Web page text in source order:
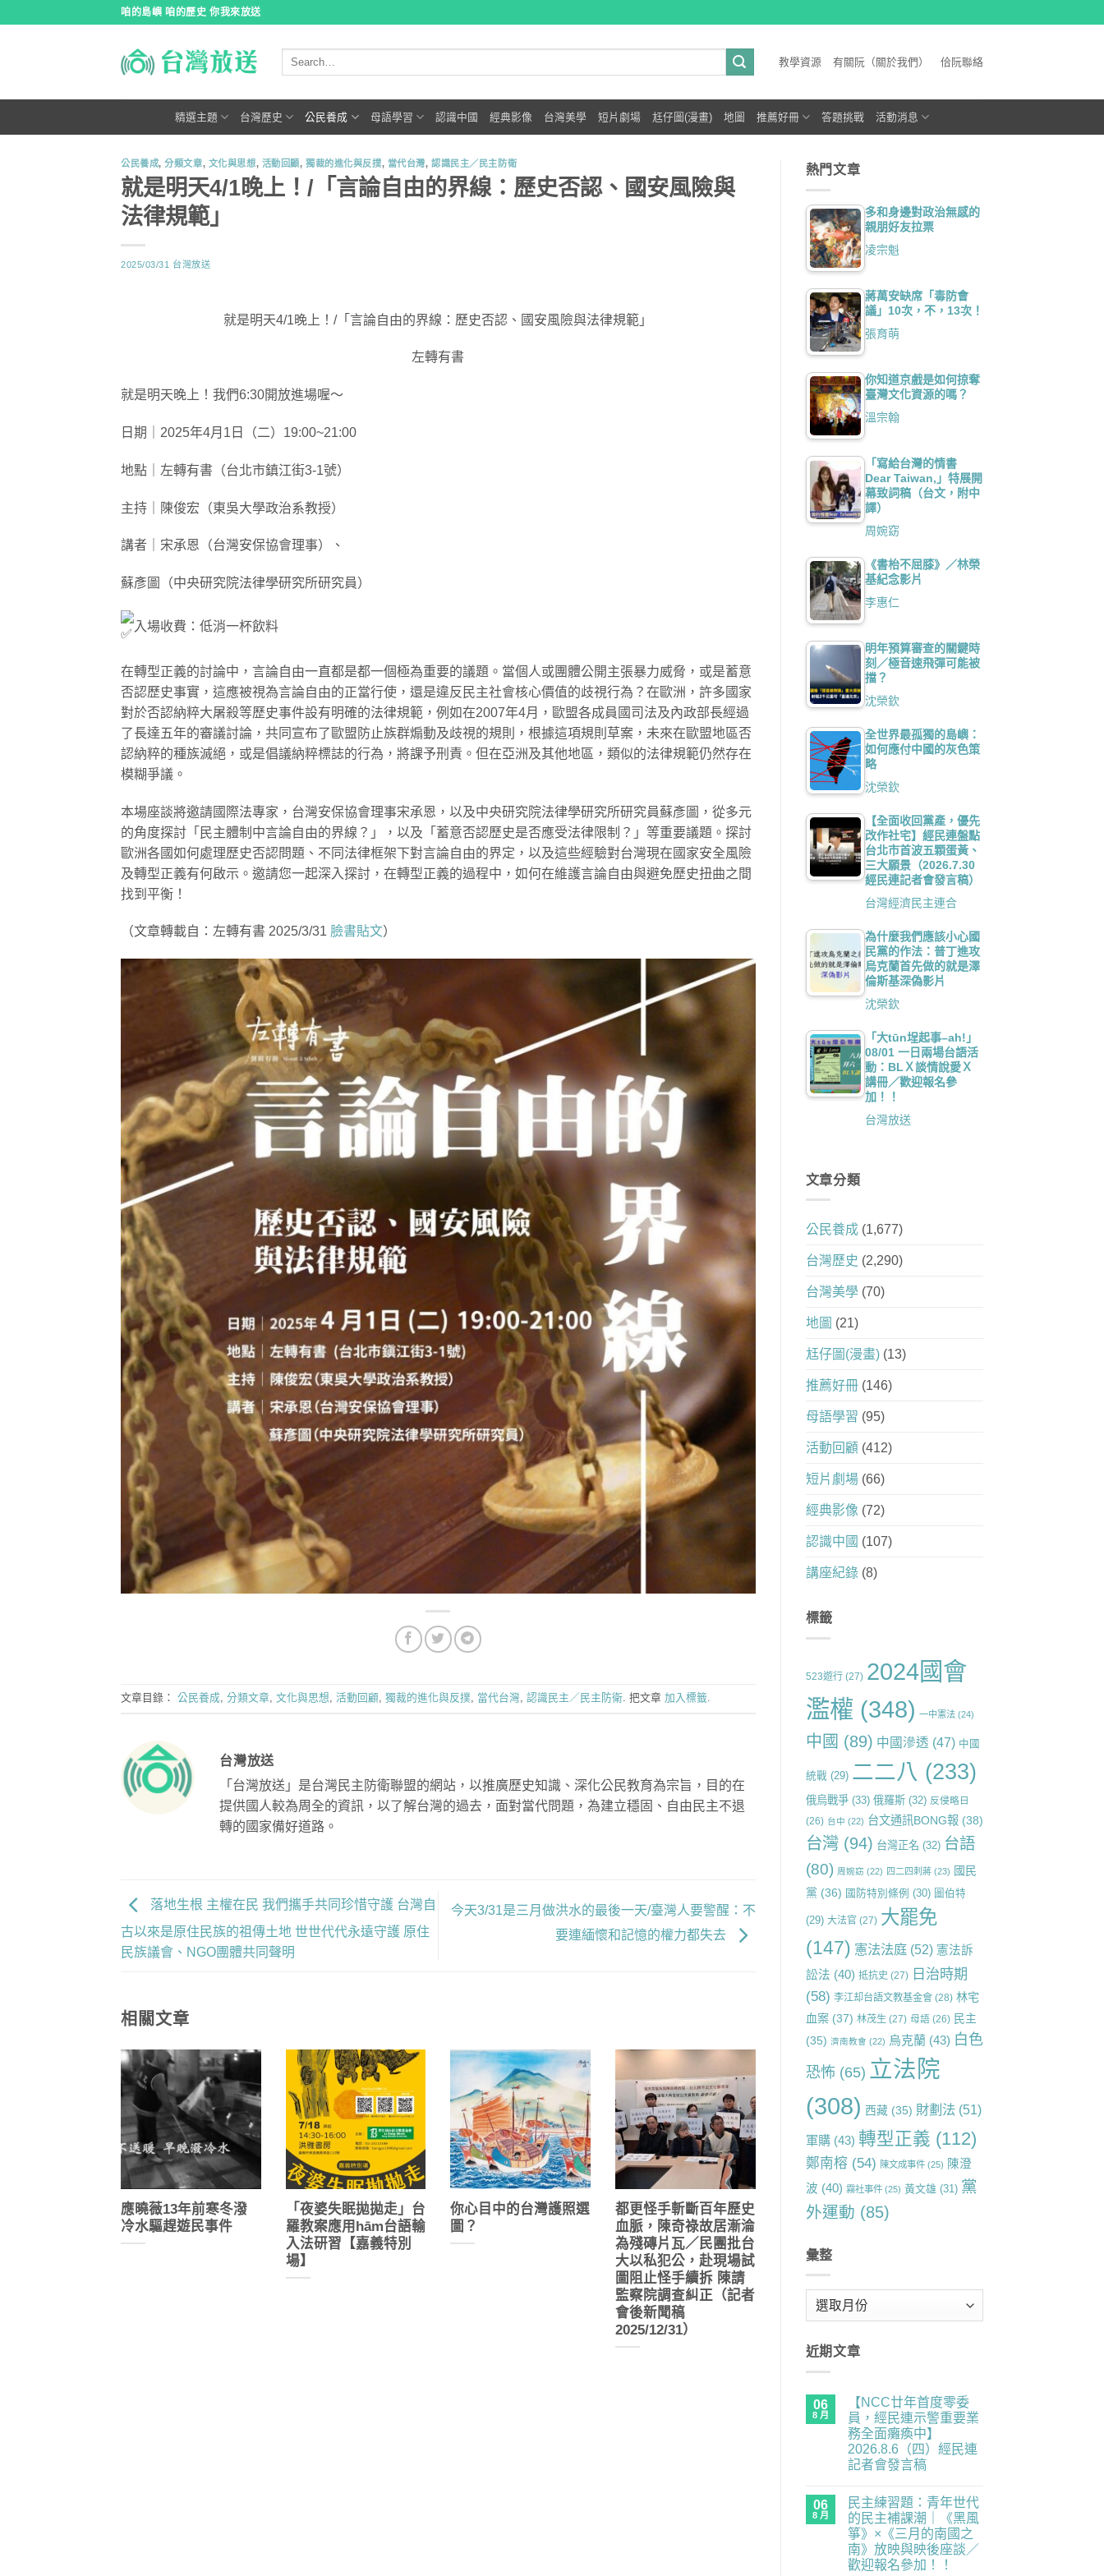
咱的島嶼 咱的歷史 你我來放送
教學資源 有關阮（關於我們） 佮阮聯絡
精選主題 台灣歷史 公民養成 母語學習 認識中國 經典影像 台灣美學 短片劇場 尪仔圖(漫畫) 地圖 推薦好冊 答題挑戰 活動消息
公民養成,分類文章, 文化與思想, 活動回顧,獨裁的進化與反撲, 當代台灣,認識民主／民主防衛
就是明天4/1晚上！/「言論自由的界線：歷史否認、國安風險與
法律規範」
2025/03/31 台灣放送
就是明天4/1晚上！/「言論自由的界線：歷史否認、國安風險與法律規範」
左轉有書
就是明天晚上！我們6:30開放進場喔～
日期｜2025年4月1日（二）19:00~21:00
地點｜左轉有書（台北市鎮江街3-1號）
主持｜陳俊宏（東吳大學政治系教授）
講者｜宋承恩（台灣安保協會理事）、
蘇彥圖（中央研究院法律學研究所研究員）
入場收費：低消一杯飲料
在轉型正義的討論中，言論自由一直都是都一個極為重要的議題。當個人或團體公開主張暴力威脅，或是蓄意
否認歷史事實，這應被視為言論自由的正當行使，還是違反民主社會核心價值的歧視行為？在歐洲，許多國家
對於否認納粹大屠殺等歷史事件設有明確的法律規範，例如在2007年4月，歐盟各成員國司法及內政部長經過
了長達五年的審議討論，共同宣布了歐盟防止族群煽動及歧視的規則，根據這項規則草案，未來在歐盟地區否
認納粹的種族滅絕，或是倡議納粹標誌的行為，將課予刑責。但在亞洲及其他地區，類似的法律規範仍然存在
模糊爭議。
本場座談將邀請國際法專家，台灣安保協會理事宋承恩，以及中央研究院法律學研究所研究員蘇彥圖，從多元
的角度探討「民主體制中言論自由的界線？」，以及「蓄意否認歷史是否應受法律限制？」等重要議題。探討
歐洲各國如何處理歷史否認問題、不同法律框架下對言論自由的界定，以及這些經驗對台灣現在國家安全風險
及轉型正義有何啟示。邀請您一起深入探討，在轉型正義的過程中，如何在維護言論自由與避免歷史扭曲之間
找到平衡！
（文章轉載自：左轉有書 2025/3/31 臉書貼文）
文章目錄： 公民養成, 分類文章, 文化與思想, 活動回顧, 獨裁的進化與反撲, 當代台灣, 認識民主／民主防衛. 把文章 加入標籤.
台灣放送
「台灣放送」是台灣民主防衛聯盟的網站，以推廣歷史知識、深化公民教育為宗旨，目的在
提供國人較為周全的資訊，以了解台灣的過去，面對當代問題，為建立穩固、自由民主不退
轉的國家備好道路。
落地生根 主權在民 我們攜手共同珍惜守護 台灣自
古以來是原住民族的祖傳土地 世世代代永遠守護 原住
民族議會、NGO團體共同聲明
今天3/31是三月做洪水的最後一天/臺灣人要警醒：不
要連緬懷和記憶的權力都失去
相關文章
應曉薇13年前寒冬潑
冷水驅趕遊民事件
「夜婆失眠拋拋走」台
羅教案應用hām台語輸
入法研習【嘉義特別
場】
你心目中的台灣護照選
圖？
都更怪手斬斷百年歷史
血脈，陳奇祿故居漸淪
為殘磚片瓦／民團批台
大以私犯公，赴現場試
圖阻止怪手續拆 陳請
監察院調查糾正（記者
會後新聞稿
2025/12/31）
熱門文章
多和身邊對政治無感的
親朋好友拉票
凌宗魁
蔣萬安缺席「毒防會
議」10次，不，13次！
張育萌
你知道京戲是如何掠奪
臺灣文化資源的嗎？
溫宗翰
「寫給台灣的情書
Dear Taiwan,」特展開
幕致詞稿（台文，附中
譯）
周婉窈
《書枱不屈膝》／林榮
基紀念影片
李惠仁
明年預算審查的關鍵時
刻／極音速飛彈可能被
擋？
沈榮欽
全世界最孤獨的島嶼：
如何應付中國的灰色策
略
沈榮欽
【全面收回黨產，優先
改作社宅】經民連盤點
台北市首波五顆蛋黃、
三大願景（2026.7.30
經民連記者會發言稿）
台灣經濟民主連合
為什麼我們應該小心國
民黨的作法：普丁進攻
烏克蘭首先做的就是澤
倫斯基深偽影片
沈榮欽
「大tūn埕起事–ah!」
08/01 一日兩場台語活
動：BLＸ談情說愛Ｘ
講冊／歡迎報名參
加！！
台灣放送
文章分類
公民養成(1,677)
台灣歷史 (2,290)
台灣美學(70)
地圖 (21)
尪仔圖(漫畫)(13)
推薦好冊(146)
母語學習 (95)
活動回顧 (412)
短片劇場(66)
經典影像 (72)
認識中國 (107)
講座紀錄(8)
標籤
523遊行(27) 2024國會
濫權 (348) 一中憲法(24)
中國 (89) 中國滲透 (47) 中國
統戰 (29) 二二八 (233)
俄烏戰爭(33) 俄羅斯(32) 反侵略日
(26) 台中 (22) 台文通訊BONG報(38)
台灣(94) 台灣正名 (32) 台語
(80) 周婉窈 (22) 四二四刺蔣(23) 國民
黨 (36) 國防特別條例 (30) 圖伯特
(29) 大法官(27) 大罷免
(147) 憲法法庭(52) 憲法訴
訟法 (40) 抵抗史 (27) 日治時期
(58) 李江却台語文教基金會(28) 林宅
血案(37) 林茂生 (27) 母語(26) 民主
(35) 濟南教會 (22) 烏克蘭(43) 白色
恐怖 (65) 立法院
(308) 西藏(35) 財劃法(51)
軍購(43) 轉型正義 (112)
鄭南榕 (54) 陳文成事件(25) 陳澄
波 (40) 霧社事件(25) 黃文雄(31) 黨
外運動 (85)
彙整
近期文章
06
8 月
【NCC廿年首度零委
員，經民連示警重要業
務全面癱瘓中】
2026.8.6（四）經民連
記者會發言稿
廿
年
首
度
零
委
員，
留
言
06
8 月
民主練習題：青年世代
的民主補課潮｜《黑風
箏》×《三月的南國之
南》放映與映後座談／
歡迎報名參加！！